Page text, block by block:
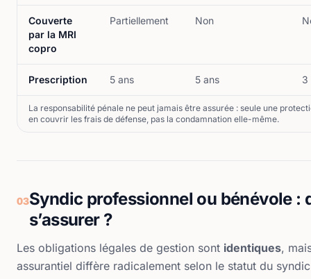
Couverte
par la MRI
copro
Partiellement Non
Prescription 5 ans 5 ans 3
La responsabilité pénale ne peut jamais être assurée : seule une
en couvrir les frais de défense, pas la condamnation elle-même.
03Syndic professionnel ou bénévole :
s’assurer ?
Les obligations légales de gestion sont identiques,
assurantiel diffère radicalement selon le statut du